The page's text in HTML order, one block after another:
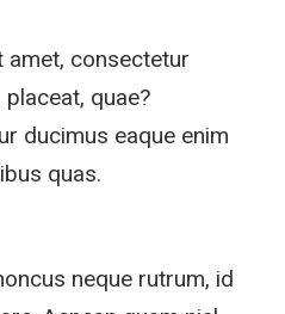
consectetur
quae?
ducimus eaque enim
quas.
neque rutrum, id